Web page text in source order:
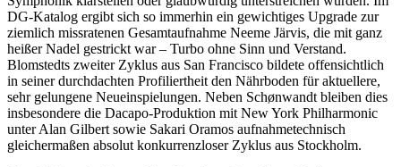
DG-Katalog ergibt sich so immerhin ein gewichtiges Upgrade zur
ziemlich missratenen Gesamtaufnahme Neeme Järvis, die mit ganz
heißer Nadel gestrickt war – Turbo ohne Sinn und Verstand.
Blomstedts zweiter Zyklus aus San Francisco bildete offensichtlich
in seiner durchdachten Profiliertheit den Nährboden für aktuellere,
sehr gelungene Neueinspielungen. Neben Schønwandt bleiben dies
insbesondere die Dacapo-Produktion mit New York Philharmonic
unter Alan Gilbert sowie Sakari Oramos aufnahmetechnisch
gleichermaßen absolut konkurrenzloser Zyklus aus Stockholm.